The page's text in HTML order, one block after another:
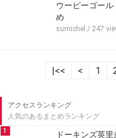
ウーピーゴー
め
sumichel / 247
|<< < 1
アクセスランキング
人気のあるまとめランキング
1
ドーキンズ英